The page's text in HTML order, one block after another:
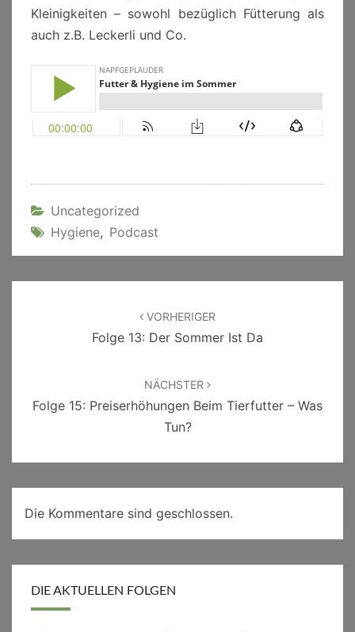
Kleinigkeiten – sowohl bezüglich Fütterung als
auch z.B. Leckerli und Co.
Uncategorized
Hygiene, Podcast
VORHERIGER
Folge 13: Der Sommer Ist Da
NÄCHSTER
Folge 15: Preiserhöhungen Beim Tierfutter – Was
Tun?
Die Kommentare sind geschlossen.
DIE AKTUELLEN FOLGEN